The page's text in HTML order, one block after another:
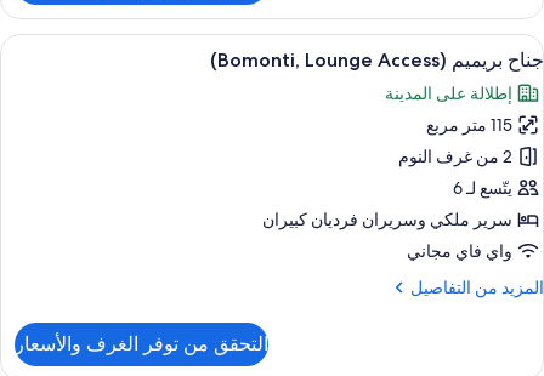
جناح
تنفيذي
-
سرير
ملكي
(Taksim,
Lounge
Access)
استعراض
جميع
صور
جناح
بريميم
(Bomonti,
Lounge
Access)
أغطية فراش متميزة وأسرّة تيمبور بديك
11
جناح بريميم (Bomonti, Lounge Access)
إطلالة على المدينة
115 متر مربع
2 من غرف النوم
يتّسع لـ 6
سرير ملكي‫‬ وسريران فرديان كبيران
واي فاي مجاني
المزيد من التفاصيل
المزيد
التحقق من توفر الغرف والأسعار